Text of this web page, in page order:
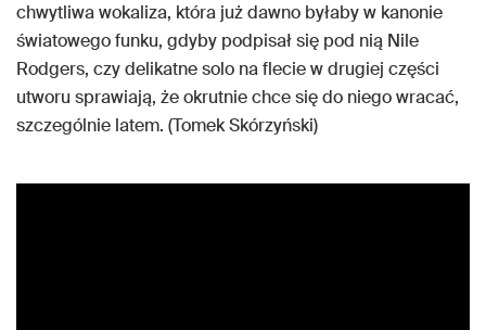
chwytliwa wokaliza, która już dawno byłaby w kanonie
światowego funku, gdyby podpisał się pod nią Nile
Rodgers, czy delikatne solo na flecie w drugiej części
utworu sprawiają, że okrutnie chce się do niego wracać,
szczególnie latem. (Tomek Skórzyński)